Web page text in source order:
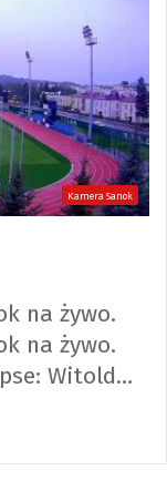
Kamera Sanok
na żywo.
na żywo.
Witold…